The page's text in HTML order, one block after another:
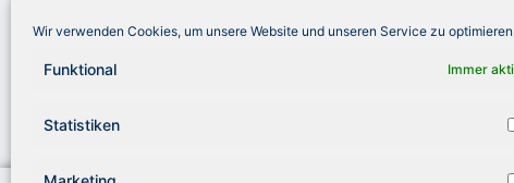
Wir verwenden Cookies, um unsere Website und unseren Service zu
Funktional Immer
Statistiken